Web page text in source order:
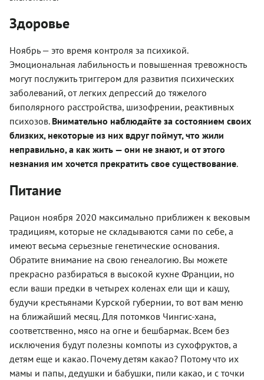
Здоровье
Ноябрь — это время контроля за психикой.
Эмоциональная лабильность и повышенная тревожность
могут послужить триггером для развития психических
заболеваний, от легких депрессий до тяжелого
биполярного расстройства, шизофрении, реактивных
психозов. Внимательно наблюдайте за состоянием своих
близких, некоторые из них вдруг поймут, что жили
неправильно, а как жить — они не знают, и от этого
незнания им хочется прекратить свое существование.
Питание
Рацион ноября 2020 максимально приближен к вековым
традициям, которые не складываются сами по себе, а
имеют весьма серьезные генетические основания.
Обратите внимание на свою генеалогию. Вы можете
прекрасно разбираться в высокой кухне Франции, но
если ваши предки в четырех коленах ели щи и кашу,
будучи крестьянами Курской губернии, то вот вам меню
на ближайший месяц. Для потомков Чингис-хана,
соответственно, мясо на огне и бешбармак. Всем без
исключения будут полезны компоты из сухофруктов, а
детям еще и какао. Почему детям какао? Потому что их
мамы и папы, дедушки и бабушки, пили какао, и с точки